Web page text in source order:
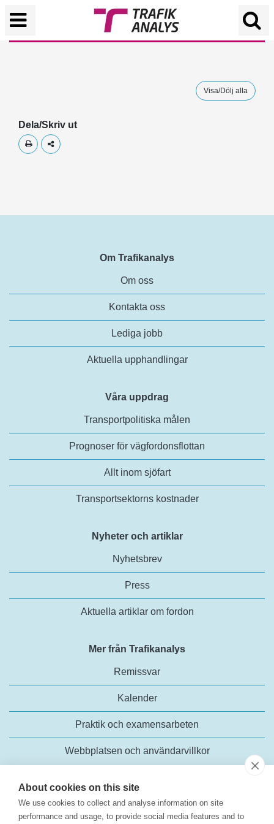
About cookies on this site
We use cookies to collect and analyse information on site
performance and usage, to provide social media features and to
Visa/Dölj alla
Dela/Skriv ut
Skriv utDela
Om Trafikanalys
Om oss
Kontakta oss
Lediga jobb
Aktuella upphandlingar
Våra uppdrag
Transportpolitiska målen
Prognoser för vägfordonsflottan
Allt inom sjöfart
Transportsektorns kostnader
Nyheter och artiklar
Nyhetsbrev
Press
Aktuella artiklar om fordon
Mer från Trafikanalys
Remissvar
Kalender
Praktik och examensarbeten
Webbplatsen och användarvillkor